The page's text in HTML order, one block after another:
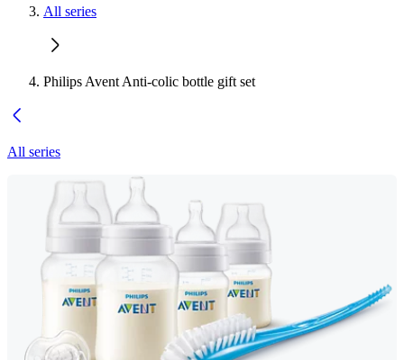
All series
Philips Avent Anti-colic bottle gift set
All series